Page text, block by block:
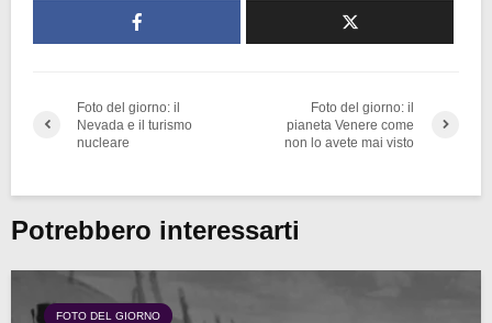
Foto del giorno: il
Nevada e il turismo
nucleare
Foto del giorno: il
pianeta Venere come
non lo avete mai visto
Potrebbero interessarti
FOTO DEL GIORNO